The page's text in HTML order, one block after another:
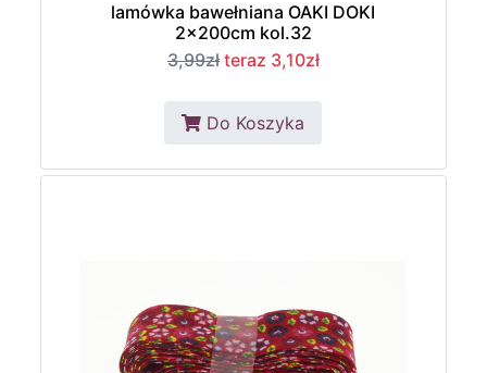
lamówka bawełniana OAKI DOKI
2x200cm kol.32
3,99zł teraz 3,10zł
Do Koszyka